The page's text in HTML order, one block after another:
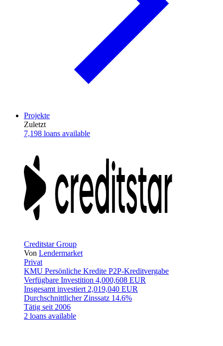
Projekte
Zuletzt
7,198 loans available
Creditstar Group
Von Lendermarket
Privat
KMU Persönliche Kredite P2P-Kreditvergabe
Verfügbare Investition 4,000,608 EUR
Insgesamt investiert 2,019,040 EUR
Durchschnittlicher Zinssatz 14.6%
Tätig seit 2006
2 loans available